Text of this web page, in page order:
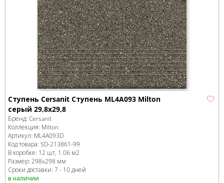
Ступень Cersanit Ступень ML4A093 Milton
серый 29,8x29,8
Бренд: Cersanit
Коллекция: Milton
Артикул: ML4A093D
Код товара: SD-213861-99
В коробке: 12 шт, 1.06 м2
Размер: 298x298 мм
Сроки доставки: 7 - 10 дней
в наличии